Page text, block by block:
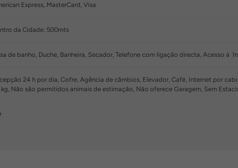
Express, MasterCard, Visa
da Cidade: 500mts
de banho, Duche, Banheira, Secador, Telefone com ligação directa, Acesso à
24 h por dia, Cofre, Agência de câmbios, Elevador, Café, Internet por
kg, Não são permitidos animais de estimação, Não oferece Garagem, Sem